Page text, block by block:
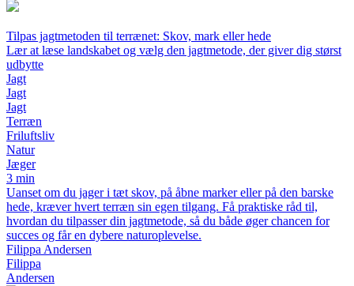
Tilpas jagtmetoden til terrænet: Skov, mark eller hede
Lær at læse landskabet og vælg den jagtmetode, der giver dig størst
udbytte
Jagt
Jagt
Jagt
Terræn
Friluftsliv
Natur
Jæger
3 min
Uanset om du jager i tæt skov, på åbne marker eller på den barske
hede, kræver hvert terræn sin egen tilgang. Få praktiske råd til,
hvordan du tilpasser din jagtmetode, så du både øger chancen for
succes og får en dybere naturoplevelse.
Filippa Andersen
Filippa
Andersen